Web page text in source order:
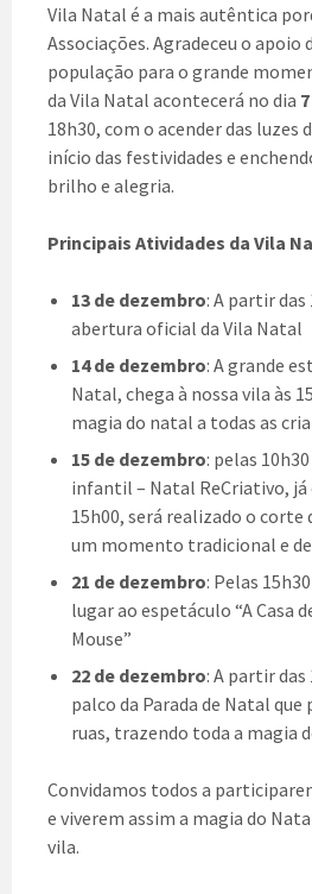
Vila Natal é a mais autêntica
Associações. Agradeceu o apoio
população para o grande
da Vila Natal acontecerá no dia
18h30, com o acender das luzes
início das festividades e
brilho e alegria.
Principais Atividades da Vila
13 de dezembro: A partir
abertura oficial da Vila Natal
14 de dezembro: A grande
Natal, chega à nossa vila às
magia do natal a todas as
15 de dezembro: pelas
infantil – Natal ReCriativo, já
15h00, será realizado o corte
um momento tradicional e
21 de dezembro: Pelas
lugar ao espetáculo “A Casa
Mouse”
22 de dezembro: A partir das
palco da Parada de Natal que
ruas, trazendo toda a magia
Convidamos todos a
e viverem assim a magia do
vila.